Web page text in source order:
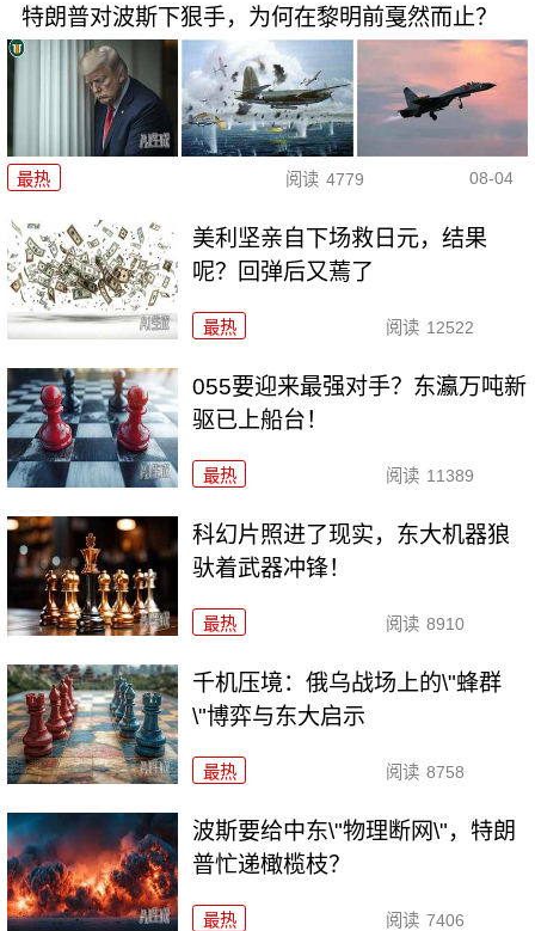
特朗普对波斯下狠手，为何在黎明前戛然而止？
最热 阅读 4779 08-04
美利坚亲自下场救日元，结果
呢？回弹后又蔫了
最热 阅读 12522
055要迎来最强对手？东瀛万吨新
驱已上船台！
最热 阅读 11389
科幻片照进了现实，东大机器狼
驮着武器冲锋！
最热 阅读 8910
千机压境：俄乌战场上的\"蜂群
\"博弈与东大启示
最热 阅读 8758
波斯要给中东\"物理断网\"，特朗
普忙递橄榄枝？
最热 阅读 7406